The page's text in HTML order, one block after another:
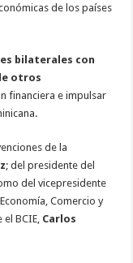
de los países
bilaterales con
otros
financiera e impulsar
de la
; del presidente del
del vicepresidente
Comercio y
BCIE, Carlos